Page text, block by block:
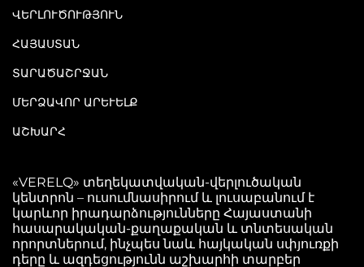
ՎԵՐԼՈՒԾՈՒԹՅՈՒՆ
ՀԱՅԱՍՏԱՆ
ՏԱՐԱԾԱՇՐՋԱՆ
ՄԵՐՁԱՎՈՐ ԱՐԵՒԵԼՔ
ԱՇԽԱՐՀ
«VERELQ» տեղեկատվական-վերլուծական
կենտրոն – ուսումնասիրում և լուսաբանում է
կարևոր իրադարձությունները Հայաստանի
հասարակական-քաղաքական և տնտեսական
որորտներում, ինչպես նաև հայկական սփյուռքի
դերը և ազդեցությունն աշխարհի տարբեր